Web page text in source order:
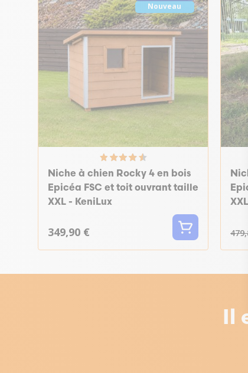
Nouveau
Niche à chien Rocky 4 en bois
Epicéa FSC et toit ouvrant taille
XXL - KeniLux
349,90 €
Il